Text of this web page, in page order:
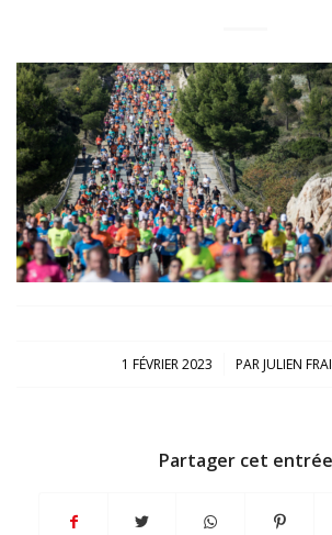
1 FÉVRIER 2023
/ PARJULIEN
Partager cet entrée